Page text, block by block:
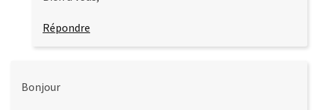
Répondre
Bonjour